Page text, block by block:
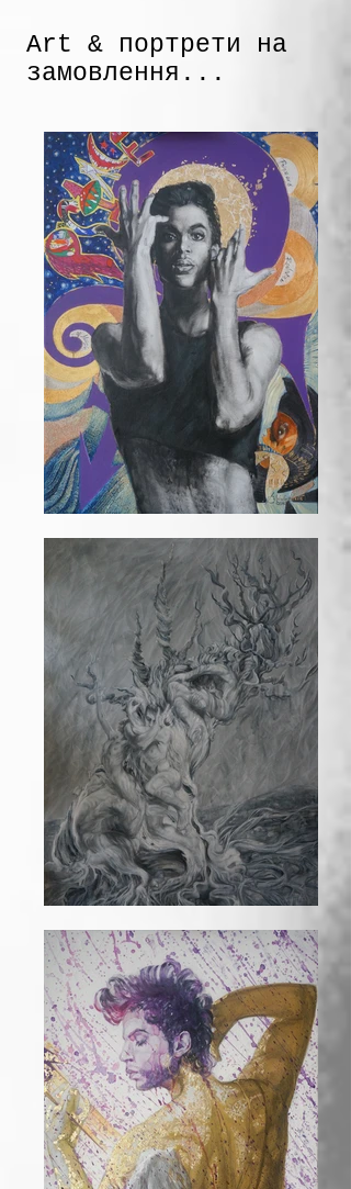
Art & портрети на
замовлення...